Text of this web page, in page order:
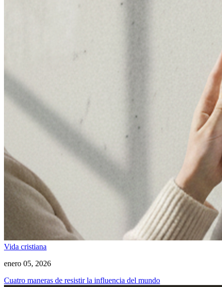
Vida cristiana
enero 05, 2026
Cuatro maneras de resistir la influencia del mundo